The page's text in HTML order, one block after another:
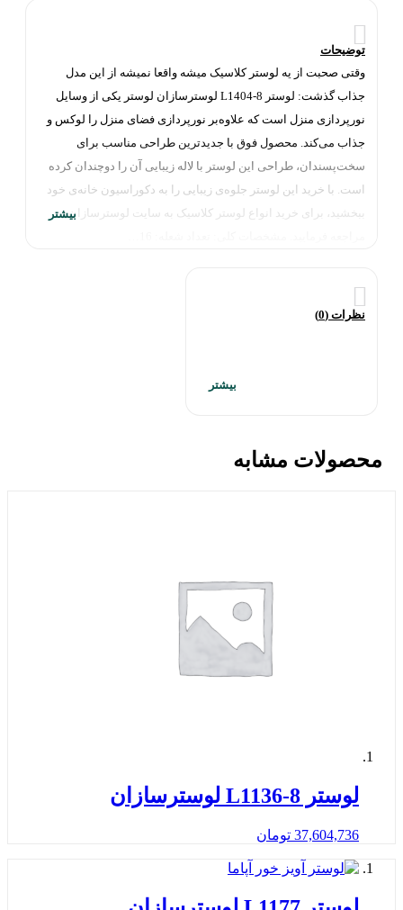
توضیحات
وقتی صحبت از یه لوستر کلاسیک میشه واقعا نمیشه از این مدل
جذاب گذشت: لوستر L1404-8 لوسترسازان لوستر یکی از وسایل
نورپردازی منزل است که علاوه‌بر نورپردازی فضای منزل را لوکس و
جذاب می‌کند. محصول فوق با جدیدترین طراحی مناسب برای
سخت‌پسندان، طراحی این لوستر با لاله زیبایی آن را دوچندان کرده
است. با خرید این لوستر جلوه‌ی زیبایی را به دکوراسیون خانه‌ی خود
ببخشید، برای خرید انواع لوستر کلاسیک به سایت لوسترسازان
نظرات (0)
محصولات مشابه
لوستر L1136-8 لوسترسازان
37,604,736 تومان